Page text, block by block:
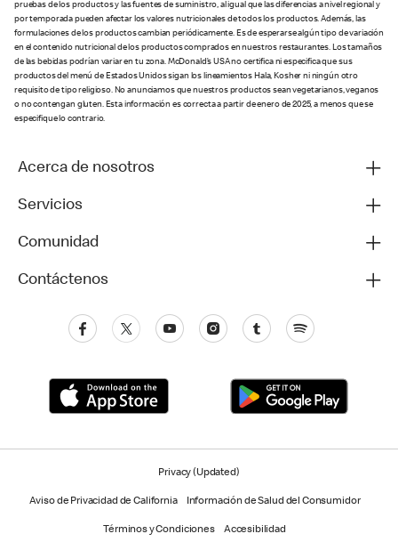
pruebas de los productos y las fuentes de suministro, al igual que las diferencias a nivel regional y
por temporada pueden afectar los valores nutricionales de todos los productos. Además, las
formulaciones de los productos cambian periódicamente. Es de esperarse algún tipo de variación
en el contenido nutricional de los productos comprados en nuestros restaurantes. Los tamaños
de las bebidas podrían variar en tu zona. McDonald’s USA no certifica ni especifica que sus
productos del menú de Estados Unidos sigan los lineamientos Hala, Kosher ni ningún otro
requisito de tipo religioso. No anunciamos que nuestros productos sean vegetarianos, veganos
o no contengan gluten. Esta información es correcta a partir de enero de 2025, a menos que se
especifique lo contrario.
Acerca de nosotros
Servicios
Comunidad
Contáctenos
Privacy (Updated)
Aviso de Privacidad de California Información de Salud del Consumidor
Términos y Condiciones Accesibilidad